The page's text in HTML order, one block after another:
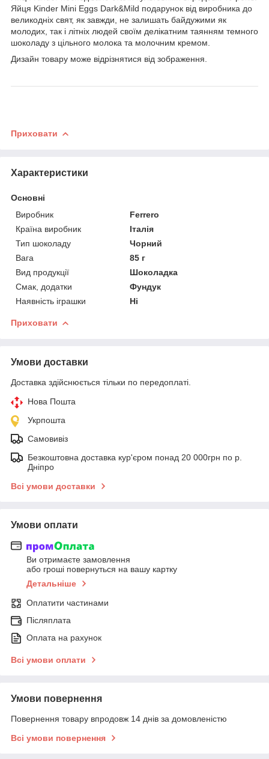
Яйця Kinder Mini Eggs Dark&Mild подарунок від виробника до
великодніх свят, як завжди, не залишать байдужими як
молодих, так і літніх людей своїм делікатним таянням темного
шоколаду з цільного молока та молочним кремом.
Дизайн товару може відрізнятися від зображення.
Приховати
Характеристики
Основні
Виробник
Ferrero
Країна виробник
Італія
Тип шоколаду
Чорний
Вага
85 г
Вид продукції
Шоколадка
Смак, додатки
Фундук
Наявність іграшки
Ні
Приховати
Умови доставки
Доставка здійснюється тільки по передоплаті.
Нова Пошта
Укрпошта
Самовивіз
Безкоштовна доставка кур'єром понад 20 000грн по р.
Дніпро
Всі умови доставки
Умови оплати
Ви отримаєте замовлення
або гроші повернуться на вашу картку
Детальніше
Оплатити частинами
Післяплата
Оплата на рахунок
Всі умови оплати
Умови повернення
Повернення товару впродовж 14 днів за домовленістю
Всі умови повернення